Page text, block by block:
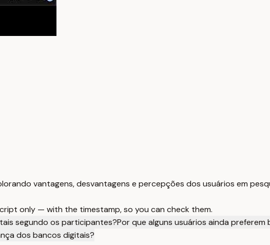
vantagens, desvantagens e percepções dos usuários em
only — with the timestamp, so you can check them.
segundo os participantes?Por que alguns usuários ainda
dos bancos digitais?